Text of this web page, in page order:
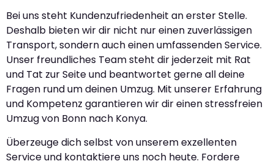
Bei uns steht Kundenzufriedenheit an erster Stelle.
Deshalb bieten wir dir nicht nur einen zuverlässigen
Transport, sondern auch einen umfassenden Service.
Unser freundliches Team steht dir jederzeit mit Rat
und Tat zur Seite und beantwortet gerne all deine
Fragen rund um deinen Umzug. Mit unserer Erfahrung
und Kompetenz garantieren wir dir einen stressfreien
Umzug von Bonn nach Konya.
Überzeuge dich selbst von unserem exzellenten
Service und kontaktiere uns noch heute. Fordere